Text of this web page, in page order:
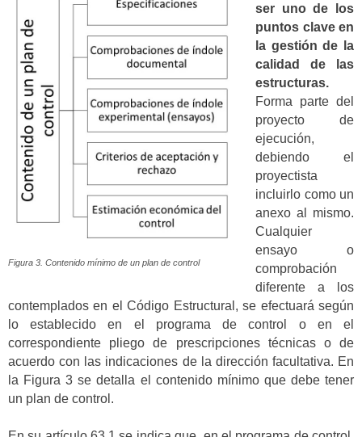
Figura 3. Contenido mínimo de un plan de control
ser uno de los
puntos clave en
la gestión de la
calidad de las
estructuras.
Forma parte del
proyecto de
ejecución,
debiendo el
proyectista
incluirlo como un
anexo al mismo.
Cualquier
ensayo o
comprobación
diferente a los
contemplados en el Código Estructural, se efectuará según
lo establecido en el programa de control o en el
correspondiente pliego de prescripciones técnicas o de
acuerdo con las indicaciones de la dirección facultativa. En
la Figura 3 se detalla el contenido mínimo que debe tener
un plan de control.